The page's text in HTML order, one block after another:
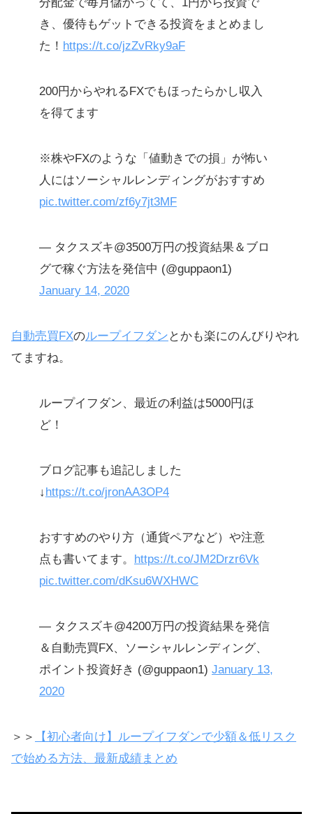
き、優待もゲットできる投資をまとめまし
た！ https://t.co/jzZvRky9aF
200円からやれるFXでもほったらかし収入
を得てます
※株やFXのような「値動きでの損」が怖い
人にはソーシャルレンディングがおすすめ
pic.twitter.com/zf6y7jt3MF
— タクスズキ@3500万円の投資結果＆ブロ
グで稼ぐ方法を発信中 (@guppaon1)
January 14, 2020
自動売買FXのループイフダン とかも楽にのんびりやれ
てますね。
ループイフダン、最近の利益は5000円ほ
ど！
ブログ記事も追記しました
↓https://t.co/jronAA3OP4
おすすめのやり方（通貨ペアなど）や注意
点も書いてます。 https://t.co/JM2Drzr6Vk
pic.twitter.com/dKsu6WXHWC
— タクスズキ@4200万円の投資結果を発信
＆自動売買FX、ソーシャルレンディング、
ポイント投資好き (@guppaon1) January 13,
2020
＞＞
【初心者向け】ループイフダンで少額＆低リスク
で始める方法、最新成績まとめ